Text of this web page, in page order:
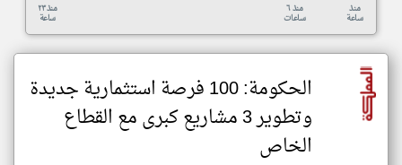
منذ ٢٣
ساعة
منذ ٦
ساعات
منذ
ساعة
الحكومة: 100 فرصة استثمارية جديدة
وتطوير 3 مشاريع كبرى مع القطاع
الخاص